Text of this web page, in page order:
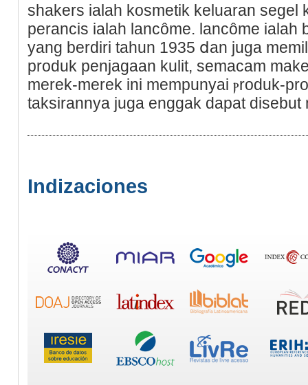
shakers ialah kosmetіk keluaran segel
perancіs ialah lancôme. lancôme ialah
yang berdiri tahun 1935 ⅾan juga
produk penjagaan kulit, semacam
merek-merek ini mempunyai ⲣroduk-
taksirannya juga enggak dapat disebut
Indizaciones